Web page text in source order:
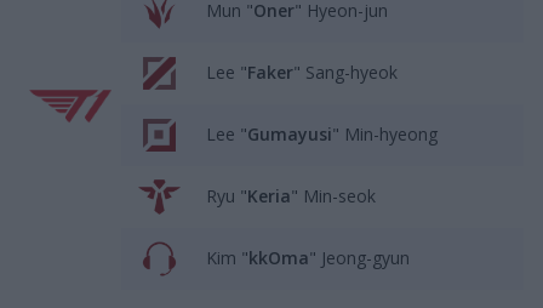
Mun "Oner" Hyeon-jun
Lee "Faker" Sang-hyeok
Lee "Gumayusi" Min-hyeong
Ryu "Keria" Min-seok
Kim "kkOma" Jeong-gyun